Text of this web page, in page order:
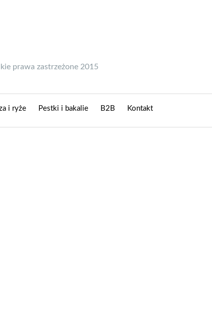
prawa zastrzeżone 2015
i ryże Pestki i bakalie B2B Kontakt